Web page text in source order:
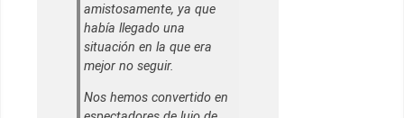
amistosamente, ya que
había llegado una
situación en la que era
mejor no seguir.
Nos hemos convertido en